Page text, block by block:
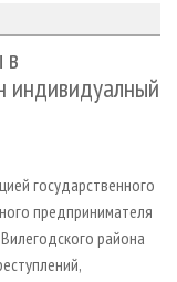
в
индивидуалный
государственного
предпринимателя
района